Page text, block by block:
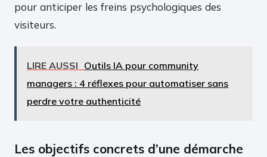
pour anticiper les freins psychologiques des
visiteurs.
LIRE AUSSI Outils IA pour community
managers : 4 réflexes pour automatiser sans
perdre votre authenticité
Les objectifs concrets d’une démarche